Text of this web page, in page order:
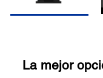
La mejor